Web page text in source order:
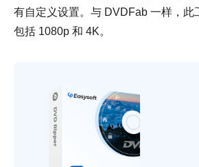
有自定义设置。与 DVDFab 一样，此
包括 1080p 和 4K。